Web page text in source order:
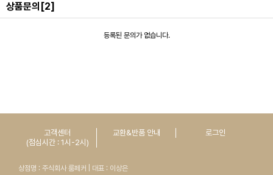
상품문의 [2]
등록된 문의가 없습니다.
고객센터
(점심시간 : 1시-2시)
교환&반품 안내 로그인
상점명 : 주식회사 룸페커 | 대표 : 이상은